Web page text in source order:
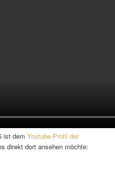
ist demYoutube-Profil der
direkt dort ansehen möchte: